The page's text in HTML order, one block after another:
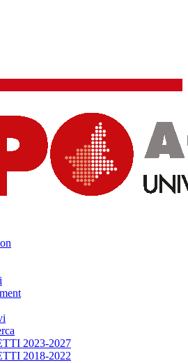
2023-2027
2018-2022